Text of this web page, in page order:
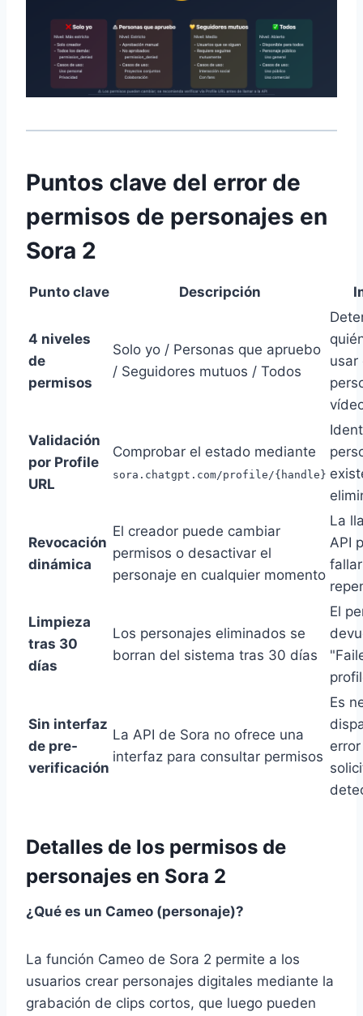
Puntos clave del error de
permisos de personajes en
Sora 2
Punto clave Descripción
4 niveles
de
permisos
Solo yo / Personas que apruebo
/ Seguidores mutuos / Todos
usar
Validación
por Profile
URL
Comprobar el estado mediante
sora.chatgpt.com/profile/{handle}
Revocación
dinámica
El creador puede cambiar
permisos o desactivar el
personaje en cualquier momento
La
API
fallar
Limpieza
tras 30
días
Los personajes eliminados se
borran del sistema tras 30 días
El
Sin interfaz
de pre-
verificación
La API de Sora no ofrece una
interfaz para consultar permisos
Es
Detalles de los permisos de
personajes en Sora 2
¿Qué es un Cameo (personaje)?
La función Cameo de Sora 2 permite a los
usuarios crear personajes digitales mediante la
grabación de clips cortos, que luego pueden